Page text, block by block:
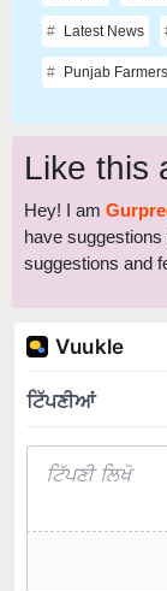
Latest News
Punjab Farmers
Like this
Hey! I am
have
suggestions and